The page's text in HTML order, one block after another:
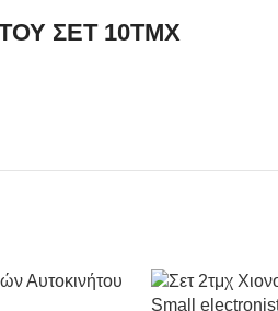
ΣΕΤ 10ΤΜΧ